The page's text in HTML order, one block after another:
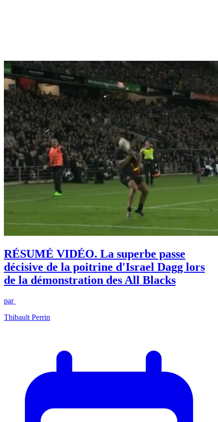
RÉSUMÉ VIDÉO. La superbe passe
décisive de la poitrine d'Israel Dagg lors
de la démonstration des All Blacks
par
Thibault Perrin